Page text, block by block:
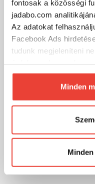
fontosak a közösségi
jadabo.com
Az adatokat
Facebook Ads
tudunk megjeleníteni
biztosításához arra
számunkra minden
Természetesensoha
megváltoztathatod a
Előre is köszönjük!
Minden